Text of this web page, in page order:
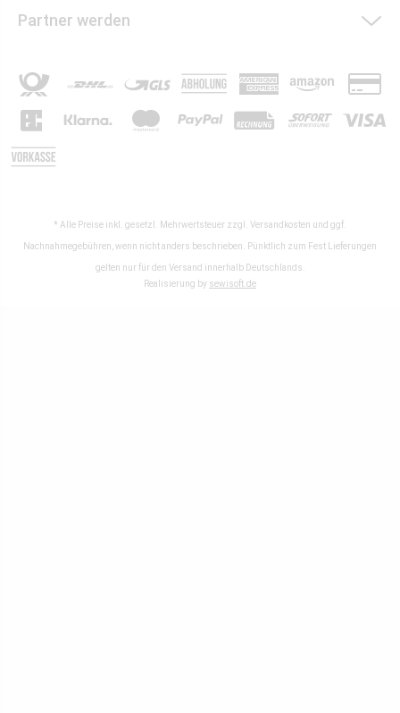
Partner werden
* Alle Preise inkl. gesetzl. Mehrwertsteuer zzgl. Versandkosten und ggf.
Nachnahmegebühren, wenn nicht anders beschrieben. Pünktlich zum Fest Lieferungen
gelten nur für den Versand innerhalb Deutschlands.
Realisierung by sewisoft.de